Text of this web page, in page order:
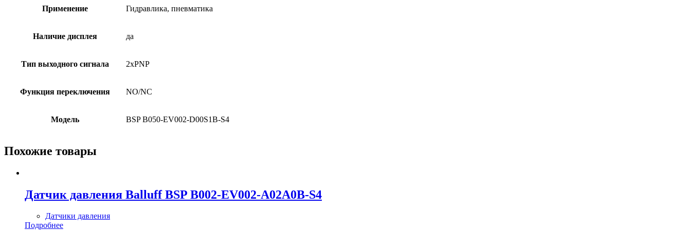
Применение Гидравлика, пневматика
Наличие дисплея да
Тип выходного сигнала 2xPNP
Функция переключения NO/NC
Модель BSP B050-EV002-D00S1B-S4
Похожие товары
Датчик давления Balluff BSP B002-EV002-A02A0B-S4
Датчики давления
Подробнее